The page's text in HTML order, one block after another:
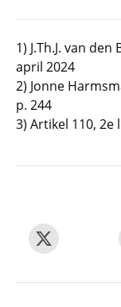
1) J.Th.J. van den
april 2024
2) Jonne
p. 244
3) Artikel 110, 2e